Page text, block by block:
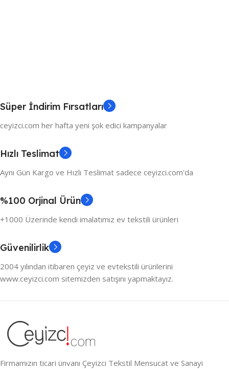
Süper İndirim Fırsatları
ceyizci.com her hafta yeni şok edici kampanyalar
Hızlı Teslimat
Aynı Gün Kargo ve Hızlı Teslimat sadece ceyizci.com'da
%100 Orjinal Ürün
+1000 Üzerinde kendi imalatımız ev tekstili ürünleri
Güvenilirlik
2004 yılından itibaren çeyiz ve evtekstili ürünlerini
www.ceyizci.com sitemizden satışını yapmaktayız.
Firmamızın ticari ünvanı Çeyizci Tekstil Mensucat ve Sanayi